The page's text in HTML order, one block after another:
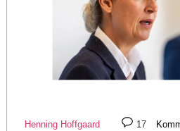
Henning Hoffgaard 17